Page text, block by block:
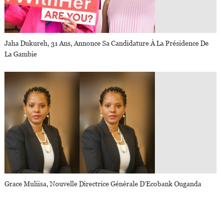
Jaha Dukureh, 31 Ans, Annonce Sa Candidature À La Présidence De
La Gambie
Grace Muliisa, Nouvelle Directrice Générale D’Ecobank Ouganda